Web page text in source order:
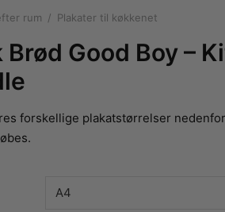
rum / Plakater til køkkenet
Good Boy –
forskellige plakatstørrelser